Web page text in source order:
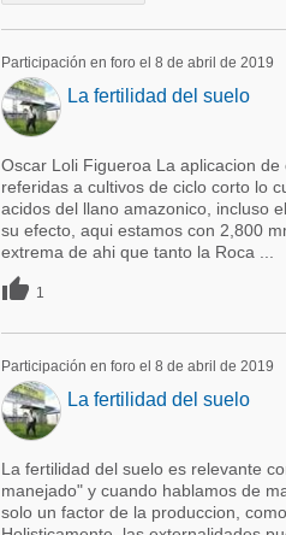
Participación en foro el 8 de abril de 2019
La fertilidad del suelo
Oscar Loli Figueroa La aplicacion
referidas a cultivos de ciclo corto lo
acidos del llano amazonico, incluso
su efecto, aqui estamos con 2,800
extrema de ahi que tanto la Roca ...
 1
Participación en foro el 8 de abril de 2019
La fertilidad del suelo
La fertilidad del suelo es relevante
manejado" y cuando hablamos de
solo un factor de la produccion,